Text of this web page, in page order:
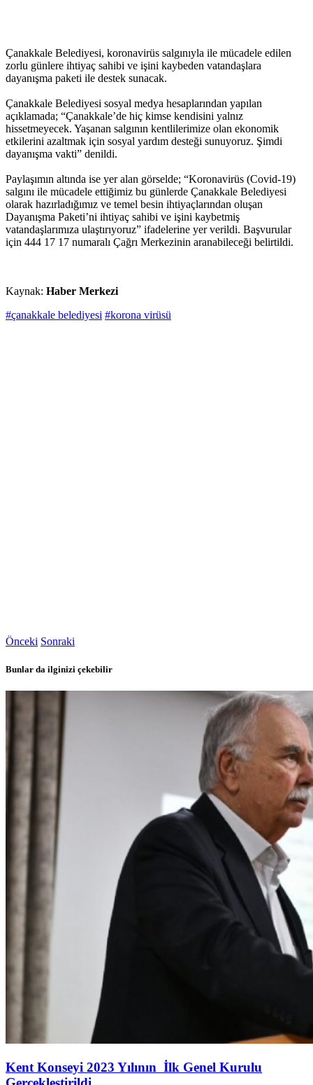
Çanakkale Belediyesi, koronavirüs salgınıyla ile mücadele edilen
zorlu günlere ihtiyaç sahibi ve işini kaybeden vatandaşlara
dayanışma paketi ile destek sunacak.
Çanakkale Belediyesi sosyal medya hesaplarından yapılan
açıklamada; “Çanakkale’de hiç kimse kendisini yalnız
hissetmeyecek. Yaşanan salgının kentlilerimize olan ekonomik
etkilerini azaltmak için sosyal yardım desteği sunuyoruz. Şimdi
dayanışma vakti” denildi.
Paylaşımın altında ise yer alan görselde; “Koronavirüs (Covid-19)
salgını ile mücadele ettiğimiz bu günlerde Çanakkale Belediyesi
olarak hazırladığımız ve temel besin ihtiyaçlarından oluşan
Dayanışma Paketi’ni ihtiyaç sahibi ve işini kaybetmiş
vatandaşlarımıza ulaştırıyoruz” ifadelerine yer verildi. Başvurular
için 444 17 17 numaralı Çağrı Merkezinin aranabileceği belirtildi.
Kaynak: Haber Merkezi
#çanakkale belediyesi #korona virüsü
Önceki Sonraki
Bunlar da ilginizi çekebilir
Kent Konseyi 2023 Yılının İlk Genel Kurulu